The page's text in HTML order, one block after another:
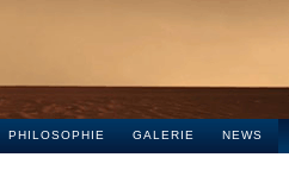
PHILOSOPHIE GALERIE NEWS